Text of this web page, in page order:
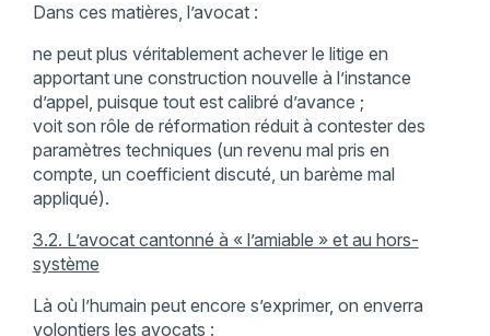
Dans ces matières, l’avocat :
ne peut plus véritablement achever le litige en
apportant une construction nouvelle à l’instance
d’appel, puisque tout est calibré d’avance ;
voit son rôle de réformation réduit à contester des
paramètres techniques (un revenu mal pris en
compte, un coefficient discuté, un barème mal
appliqué).
3.2. L’avocat cantonné à « l’amiable » et au hors-
système
Là où l’humain peut encore s’exprimer, on enverra
volontiers les avocats :